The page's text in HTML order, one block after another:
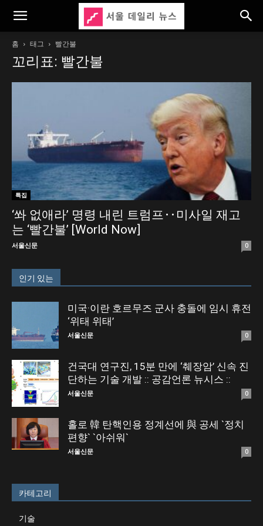
홈 태그 빨간불
꼬리표: 빨간불
특집
‘쏴 없애라’ 명령 내린 트럼프‥미사일 재고
는 ‘빨간불’ [World Now]
서울신문 0
인기 있는
미국·이란 호르무즈 군사 충돌에 임시 휴전
‘위태 위태’
서울신문 0
건국대 연구진, 15분 만에 ‘췌장암’ 신속 진
단하는 기술 개발 :: 공감언론 뉴시스 ::
서울신문 0
홀로 韓 탄핵인용 정계선에 與 공세 `정치
편향` `아쉬워`
서울신문 0
카테고리
기술